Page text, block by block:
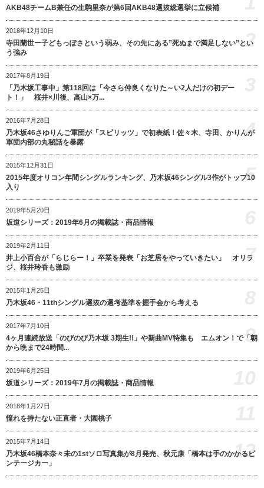
AKB48チームB兼任の生駒里奈が第6回AKB48選抜総選挙に立候補
2018年12月10日
寺田蘭世ー子どもっぽさという弱み、その先にある”死ぬまで満足しない”とい
う強み
2
2017年8月19日
「乃木坂工事中」第118回は「今さら仲良くなりた～い2人だけの初デー
ト！」 桜井×川後、高山×万...
2016年7月28日
乃木坂46さゆりんご軍団が「スピリッツ」で初表紙！佐々木、寺田、かりんが
軍団内部の丸秘話を暴露
4
2015年12月31日
2015年度オリコン年間シングルランキング、乃木坂46シングル3作がトップ10
入り
5
2019年5月20日
坂道シリーズ：2019年6月の掲載誌・商品情報
2019年2月11日
井上小百合が「らじらー！」卒業を発表「お芝居をやっていきたい」 オリラ
ジ、桜井玲香も激励
7
2015年1月25日
乃木坂46・11thシングル選抜の選考基準を握手会から考える
2017年7月10日
4ヶ月連続放送「のびのび乃木坂 3期生!!」や新曲MV特集も エムオン！で「朝
から晩まで24時間...
9
2019年6月25日
坂道シリーズ：2019年7月の掲載誌・商品情報
2018年1月27日
憧れを持たない正直者・大園桃子
2015年7月14日
乃木坂46橋本奈々未の1stソロ写真集が8月発売、秋元康「橋本は手のかかるビ
ンテージカー」
12